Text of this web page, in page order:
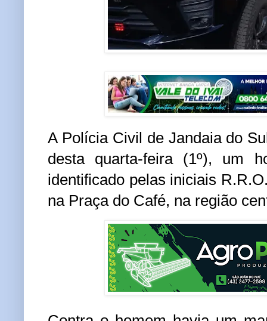
A Polícia Civil de Jandaia do
desta quarta-feira (1º), um
identificado pelas iniciais
na Praça do Café, na região